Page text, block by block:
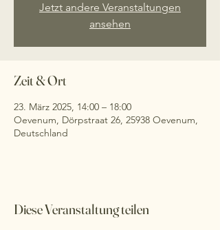
Jetzt andere Veranstaltungen
ansehen
Zeit & Ort
23. März 2025, 14:00 – 18:00
Oevenum, Dörpstraat 26, 25938 Oevenum,
Deutschland
Diese Veranstaltung teilen